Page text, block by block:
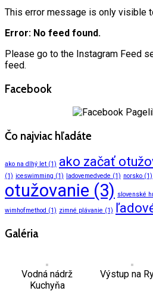
This error message is only visible
Error: No feed found.
Please go to the Instagram Feed
feed.
Facebook
Čo najviac hľadáte
ako na dlhý let (1) ako začať
(1) iceswimming (1) ladovemedvede (1) norsko (1)
otužovanie (3) slovenské
wimhofmethod (1) zimné plávanie (1)
Galéria
Vodná nádrž
Kuchyňa
Výstup na